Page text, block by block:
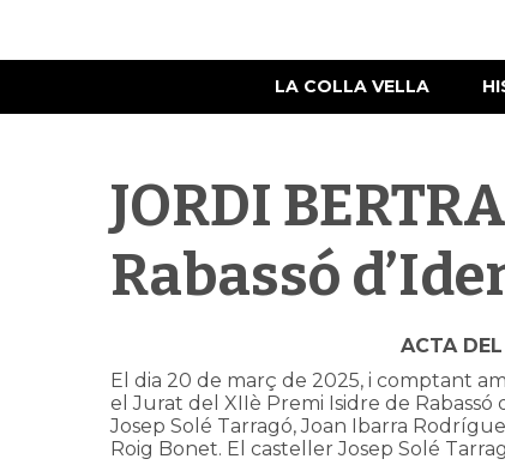
LA COLLA VELLA
JORDI
Rabassó
ACTA
El dia 20 de març de 2025, i comptant
el Jurat del XIIè Premi Isidre de
Josep Solé Tarragó, Joan Ibarra
Roig Bonet. El casteller Josep Solé